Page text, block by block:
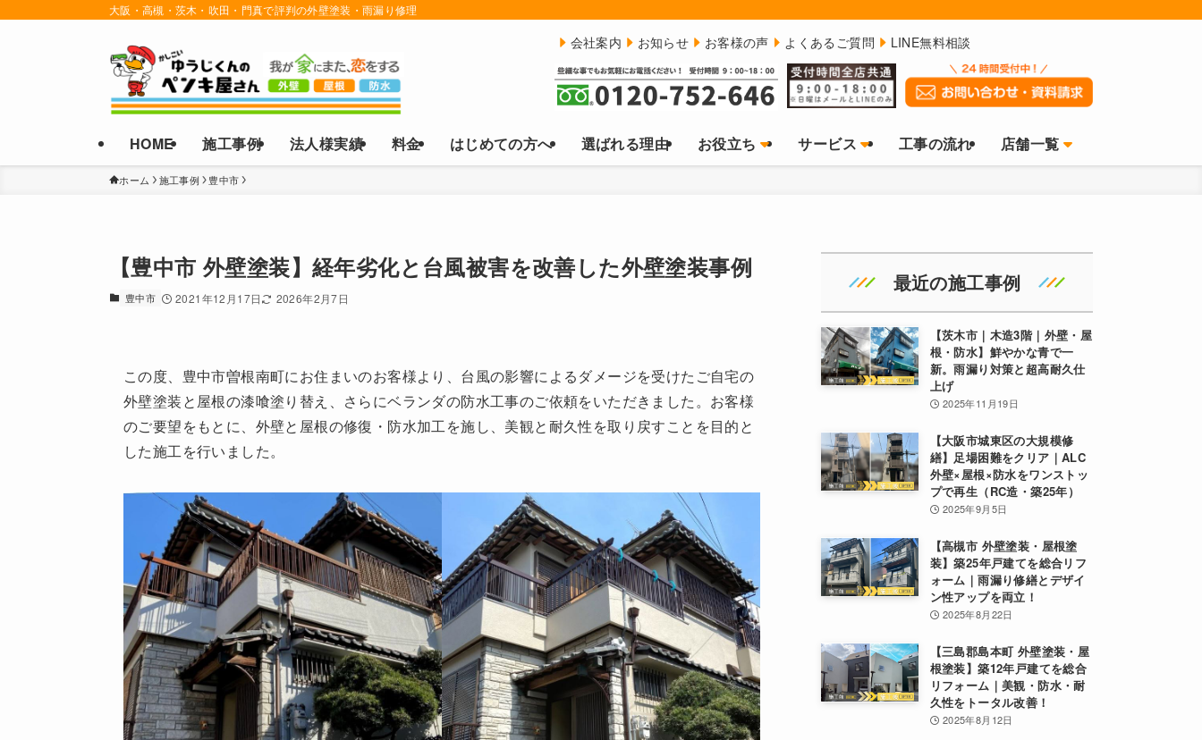
大阪・高槻・茨木・吹田・門真で評判の外壁塗装・雨漏り修理
HOME 施工事例 法人様実績 料金 はじめての方へ 選ばれる理由 お役立ち サービス 工事の流れ 店舗一覧
会社案内 お知らせ お客様の声 よくあるご質問 LINE無料相談
ホーム 施工事例 豊中市
【豊中市 外壁塗装】経年劣化と台風被害を改善した外壁塗装事例
豊中市 2021年12月17日 2026年2月7日
この度、豊中市曽根南町にお住まいのお客様より、台風の影響によるダメージを受けたご自宅の
外壁塗装と屋根の漆喰塗り替え、さらにベランダの防水工事のご依頼をいただきました。お客様
のご要望をもとに、外壁と屋根の修復・防水加工を施し、美観と耐久性を取り戻すことを目的と
した施工を行いました。
最近の施工事例
【茨木市｜木造3階｜外壁・屋
根・防水】鮮やかな青で一
新。雨漏り対策と超高耐久仕
上げ
2025年11月19日
【大阪市城東区の大規模修
繕】足場困難をクリア｜ALC
外壁×屋根×防水をワンストッ
プで再生（RC造・築25年）
2025年9月5日
【高槻市 外壁塗装・屋根塗
装】築25年戸建てを総合リフ
ォーム｜雨漏り修繕とデザイ
ン性アップを両立！
2025年8月22日
【三島郡島本町 外壁塗装・屋
根塗装】築12年戸建てを総合
リフォーム｜美観・防水・耐
久性をトータル改善！
2025年8月12日